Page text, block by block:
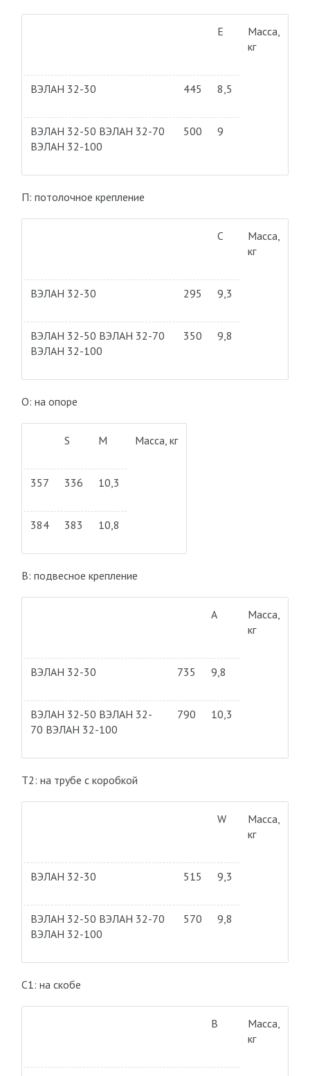
Е
Масса,
кг
ВЭЛАН 32-30 445 8,5
ВЭЛАН 32-50 ВЭЛАН 32-70
ВЭЛАН 32-100
500 9
П: потолочное крепление
С
Масса,
кг
ВЭЛАН 32-30 295 9,3
ВЭЛАН 32-50 ВЭЛАН 32-70
ВЭЛАН 32-100
350 9,8
О: на опоре
S M Масса, кг
357 336 10,3
384 383 10,8
В: подвесное крепление
А
Масса,
кг
ВЭЛАН 32-30 735 9,8
ВЭЛАН 32-50 ВЭЛАН 32-
70 ВЭЛАН 32-100
790 10,3
Т2: на трубе с коробкой
W
Масса,
кг
ВЭЛАН 32-30 515 9,3
ВЭЛАН 32-50 ВЭЛАН 32-70
ВЭЛАН 32-100
570 9,8
С1: на скобе
В
Масса,
кг